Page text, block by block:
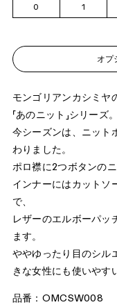
0
1
オプ
モンゴリアンカシミヤ
「あのニット」シリーズ。
今シーズンは、ニット
わりました。
ポロ襟に2つボタンの
インナーにはカットソ
で、
レザーのエルボーパッ
ます。
ややゆったり目のシル
きな女性にも使いやす
品番：OMCSW008